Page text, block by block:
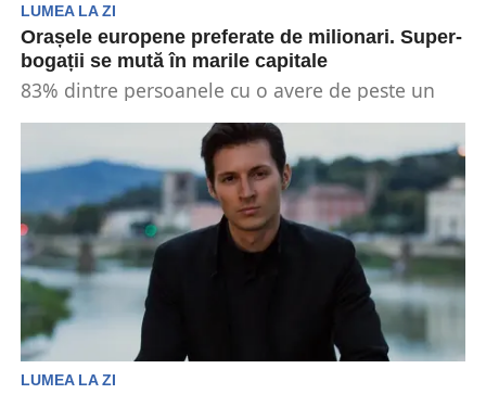
LUMEA LA ZI
Orașele europene preferate de milionari. Super-
bogații se mută în marile capitale
83% dintre persoanele cu o avere de peste un
LUMEA LA ZI